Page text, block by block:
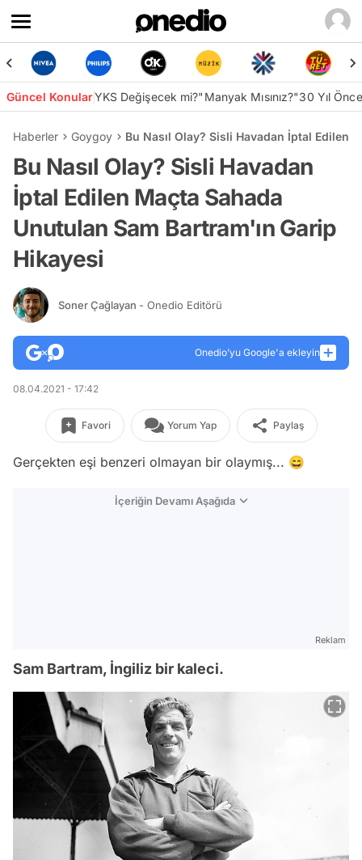
Güncel KonularYKS Değişecek mi?"Manyak Mısınız?"30 Yıl
Haberler Goygoy Bu Nasıl Olay? Sisli Havadan İptal Edilen
Bu Nasıl Olay? Sisli Havadan
İptal Edilen Maçta Sahada
Unutulan Sam Bartram'ın Garip
Hikayesi
Soner Çağlayan - Onedio Editörü
Onedio’yu Google'a ekleyin
08.04.2021 - 17:42
Favori Yorum Yap Paylaş
Gerçekten eşi benzeri olmayan bir olaymış... 😄
İçeriğin Devamı Aşağıda
Reklam
Sam Bartram, İngiliz bir kaleci.